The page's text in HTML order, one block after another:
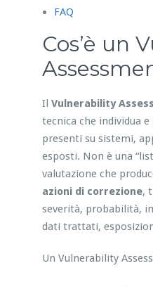
FAQ
Cos’è un
Il Vulnerability
tecnica che individua
presenti su sistemi,
esposti. Non è una
valutazione che
azioni di correzione,
severità, probabilità,
dati trattati,
Un Vulnerability